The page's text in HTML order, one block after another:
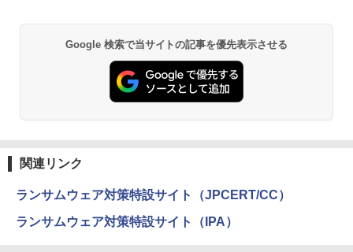
Google 検索で当サイトの記事を優先表示させる
関連リンク
ランサムウェア対策特設サイト（JPCERT/CC）
ランサムウェア対策特設サイト（IPA）